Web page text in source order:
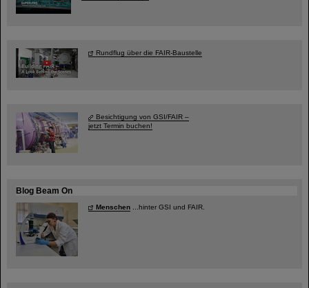
Rundflug über die FAIR-Baustelle
Besichtigung von GSI/FAIR –
jetzt Termin buchen!
Blog Beam On
Menschen ...hinter GSI und FAIR.